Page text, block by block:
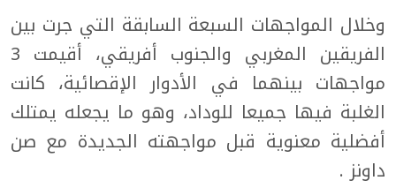
وخلال المواجهات السبعة السابقة التي جرت بين
الفريقين المغربي والجنوب أفريقي، أقيمت 3
مواجهات بينهما في الأدوار الإقصائية، كانت
الغلبة فيها جميعا للوداد، وهو ما يجعله يمتلك
أفضلية معنوية قبل مواجهته الجديدة مع صن
داونز .